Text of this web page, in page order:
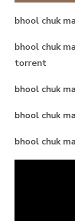
bhool chuk
bhool chuk
torrent
bhool chuk
bhool chuk
bhool chuk